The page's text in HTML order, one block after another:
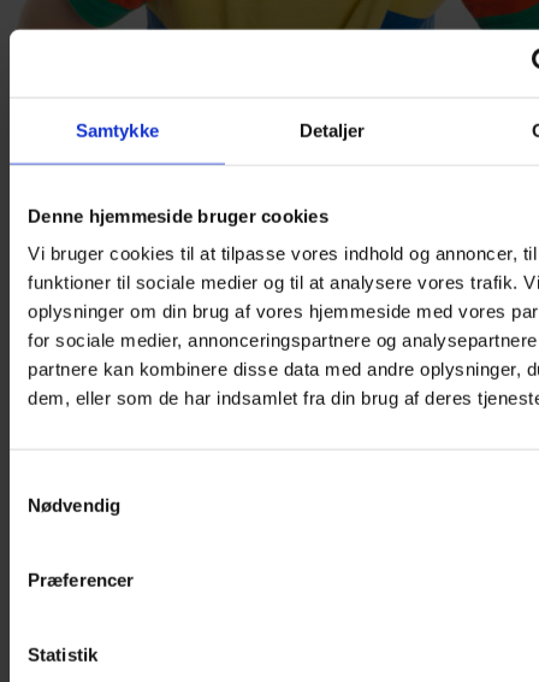
Samtykke Detaljer
Denne hjemmeside bruger cookies
Vi bruger cookies til at tilpasse vores indhold og annoncer,
funktioner til sociale medier og til at analysere vores trafik.
oplysninger om din brug af vores hjemmeside med vores
for sociale medier, annonceringspartnere og
partnere kan kombinere disse data med andre oplysninger,
dem, eller som de har indsamlet fra din brug af deres
Nødvendig
Præferencer
Statistik
Øjenklap med elastik – Winter Wonderland
125,00
kr.
Den er genanvendelig og lavet af Oeko-Tex® stof, der er
OBS:Størrelsen er 7 cm x 5,5 cm (B x H). Passer til 3+ år.
-
Varenummer (SKU):
med elastik til børn